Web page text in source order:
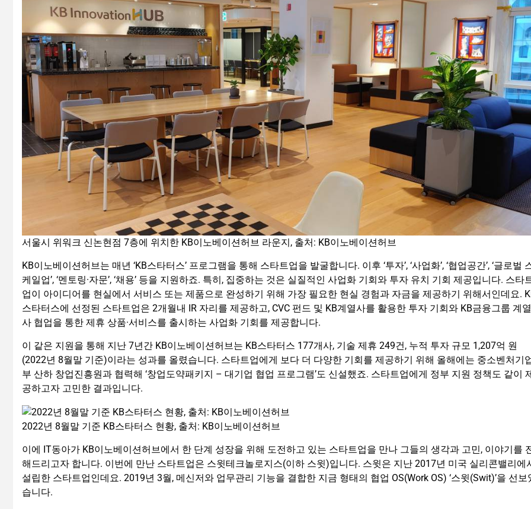
서울시 위워크 신논현점 7층에 위치한 KB이노베이션허브 라운지, 출처: KB이노베이션허브
KB이노베이션허브는 매년 ‘KB스타터스’ 프로그램을 통해 스타트업을 발굴합니다. 이후 ‘투자’, ‘사업화’, ‘협업공간’, ‘글로벌
케일업’, ‘멘토링·자문’, ‘채용’ 등을 지원하죠. 특히, 집중하는 것은 실질적인 사업화 기회와 투자 유치 기회 제공입니다. 스타
업이 아이디어를 현실에서 서비스 또는 제품으로 완성하기 위해 가장 필요한 현실 경험과 자금을 제공하기 위해서인데요.
스타터스에 선정된 스타트업은 2개월내 IR 자리를 제공하고, CVC 펀드 및 KB계열사를 활용한 투자 기회와 KB금융그룹 계열
사 협업을 통한 제휴 상품·서비스를 출시하는 사업화 기회를 제공합니다.
이 같은 지원을 통해 지난 7년간 KB이노베이션허브는 KB스타터스 177개사, 기술 제휴 249건, 누적 투자 규모 1,207억 원
(2022년 8월말 기준)이라는 성과를 올렸습니다. 스타트업에게 보다 더 다양한 기회를 제공하기 위해 올해에는 중소벤처기
부 산하 창업진흥원과 협력해 ‘창업도약패키지 – 대기업 협업 프로그램’도 신설했죠. 스타트업에게 정부 지원 정책도 같이 제
공하고자 고민한 결과입니다.
2022년 8월말 기준 KB스타터스 현황, 출처: KB이노베이션허브
이에 IT동아가 KB이노베이션허브에서 한 단계 성장을 위해 도전하고 있는 스타트업을 만나 그들의 생각과 고민, 이야기를
해드리고자 합니다. 이번에 만난 스타트업은 스윗테크놀로지스(이하 스윗)입니다. 스윗은 지난 2017년 미국 실리콘밸리에
설립한 스타트업인데요. 2019년 3월, 메신저와 업무관리 기능을 결합한 지금 형태의 협업 OS(Work OS) ‘스윗(Swit)’을 선보
습니다.